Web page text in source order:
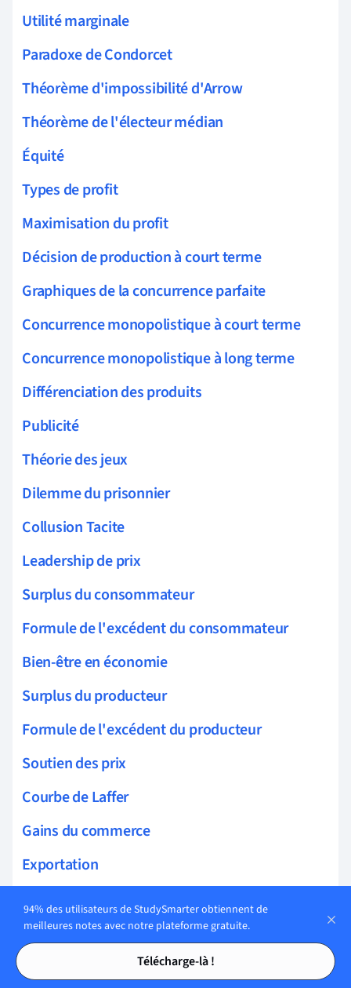
Tables des matières
Tables des matières
Utilité marginale
Paradoxe de Condorcet
Théorème d'impossibilité d'Arrow
Théorème de l'électeur médian
Équité
Types de profit
Maximisation du profit
Décision de production à court terme
Graphiques de la concurrence parfaite
Concurrence monopolistique à court terme
Concurrence monopolistique à long terme
Différenciation des produits
Publicité
Théorie des jeux
Dilemme du prisonnier
Collusion Tacite
Leadership de prix
Surplus du consommateur
Formule de l'excédent du consommateur
Bien-être en économie
Surplus du producteur
Formule de l'excédent du producteur
Soutien des prix
Courbe de Laffer
Gains du commerce
Exportation
Tarifs douaniers
94% des utilisateurs de StudySmarter obtiennent de
meilleures notes avec notre plateforme gratuite.
Télécharge-là !